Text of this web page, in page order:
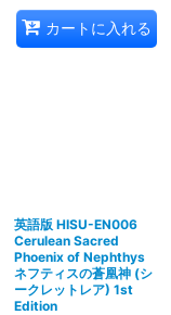
カートに入れる
英語版 HISU-EN006
Cerulean Sacred
Phoenix of Nephthys
ネフティスの蒼凰神 (シ
ークレットレア) 1st
Edition